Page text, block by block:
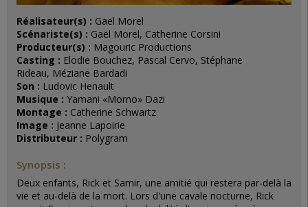
Réalisateur(s) : Gaël Morel
Scénariste(s) : Gaël Morel, Catherine Corsini
Producteur(s) : Magouric Productions
Casting : Elodie Bouchez, Pascal Cervo, Stéphane
Rideau, Méziane Bardadi
Son : Ludovic Henault
Musique : Yamani «Momo» Dazi
Montage : Catherine Schwartz
Image : Jeanne Lapoirie
Distributeur : Polygram
Synopsis :
Deux enfants, Rick et Samir, une amitié qui restera par-delà la
vie et au-delà de la mort. Lors d'une cavale nocturne, Rick